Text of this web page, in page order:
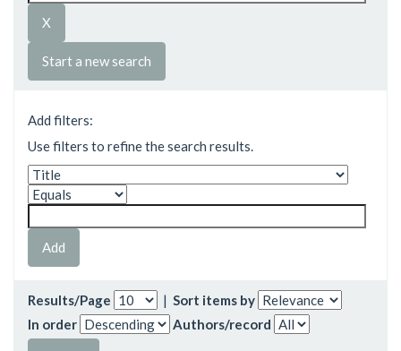
Start a new search
Add filters:
Use filters to refine the search results.
Results/Page | Sort items by
In order
Authors/record